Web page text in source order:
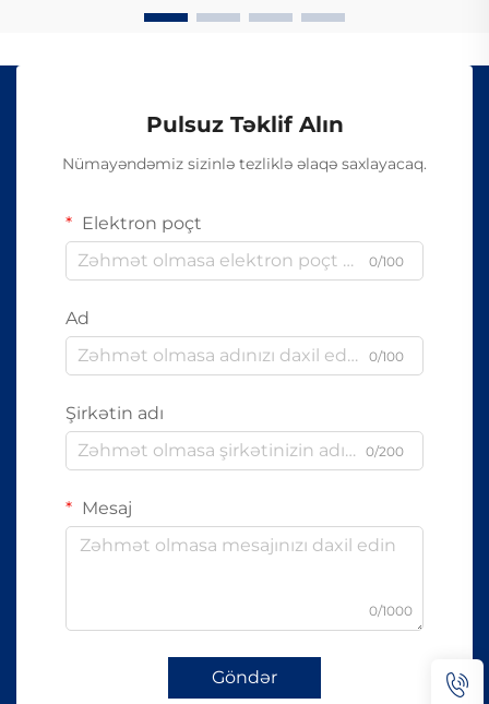
Pulsuz Təklif Alın
Nümayəndəmiz sizinlə tezliklə əlaqə saxlayacaq.
Elektron poçt
0/100
Ad
0/100
Şirkətin adı
0/200
Mesaj
0/1000
Göndər